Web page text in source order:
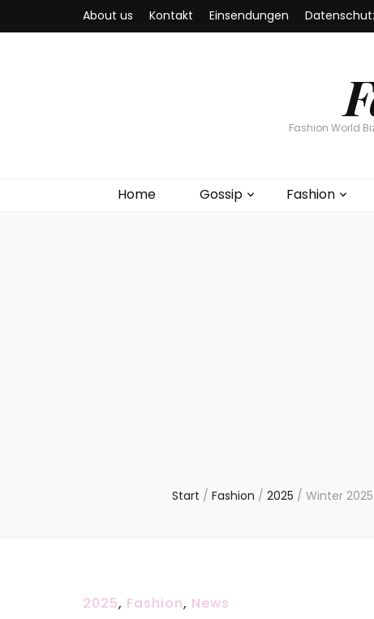
About us Kontakt Einsendungen
Fashion World
Home Gossip Fashion
Start / Fashion / 2025 / Winter
2025, Fashion, News